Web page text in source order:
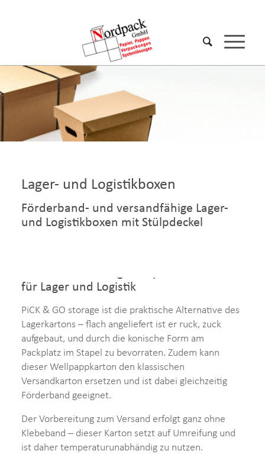
Lager- und Logistikboxen
Förderband- und versandfähige Lager-
und Logistikboxen mit Stülpdeckel
für Lager und Logistik
PiCK & GO storage ist die praktische Alternative des
Lagerkartons – flach angeliefert ist er ruck, zuck
aufgebaut, und durch die konische Form am
Packplatz im Stapel zu bevorraten. Zudem kann
dieser Wellpappkarton den klassischen
Versandkarton ersetzen und ist dabei gleichzeitig
Förderband geeignet.
Der Vorbereitung zum Versand erfolgt ganz ohne
Klebeband – dieser Karton setzt auf Umreifung und
ist daher temperaturunabhändig zu nutzen.